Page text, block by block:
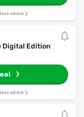
winkel
Digital Edition
winkel